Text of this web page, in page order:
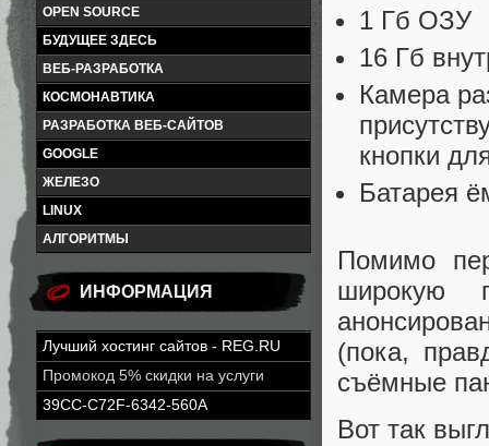
OPEN SOURCE
БУДУЩЕЕ ЗДЕСЬ
ВЕБ-РАЗРАБОТКА
КОСМОНАВТИКА
РАЗРАБОТКА ВЕБ-САЙТОВ
GOOGLE
ЖЕЛЕЗО
LINUX
АЛГОРИТМЫ
ИНФОРМАЦИЯ
Лучший хостинг сайтов - REG.RU
Промокод 5% скидки на услуги
39CC-C72F-6342-560A
1 Гб ОЗУ
16 Гб
Камера
кнопки
Батарея
Помимо
широкую
(пока,
съёмные
Вот так